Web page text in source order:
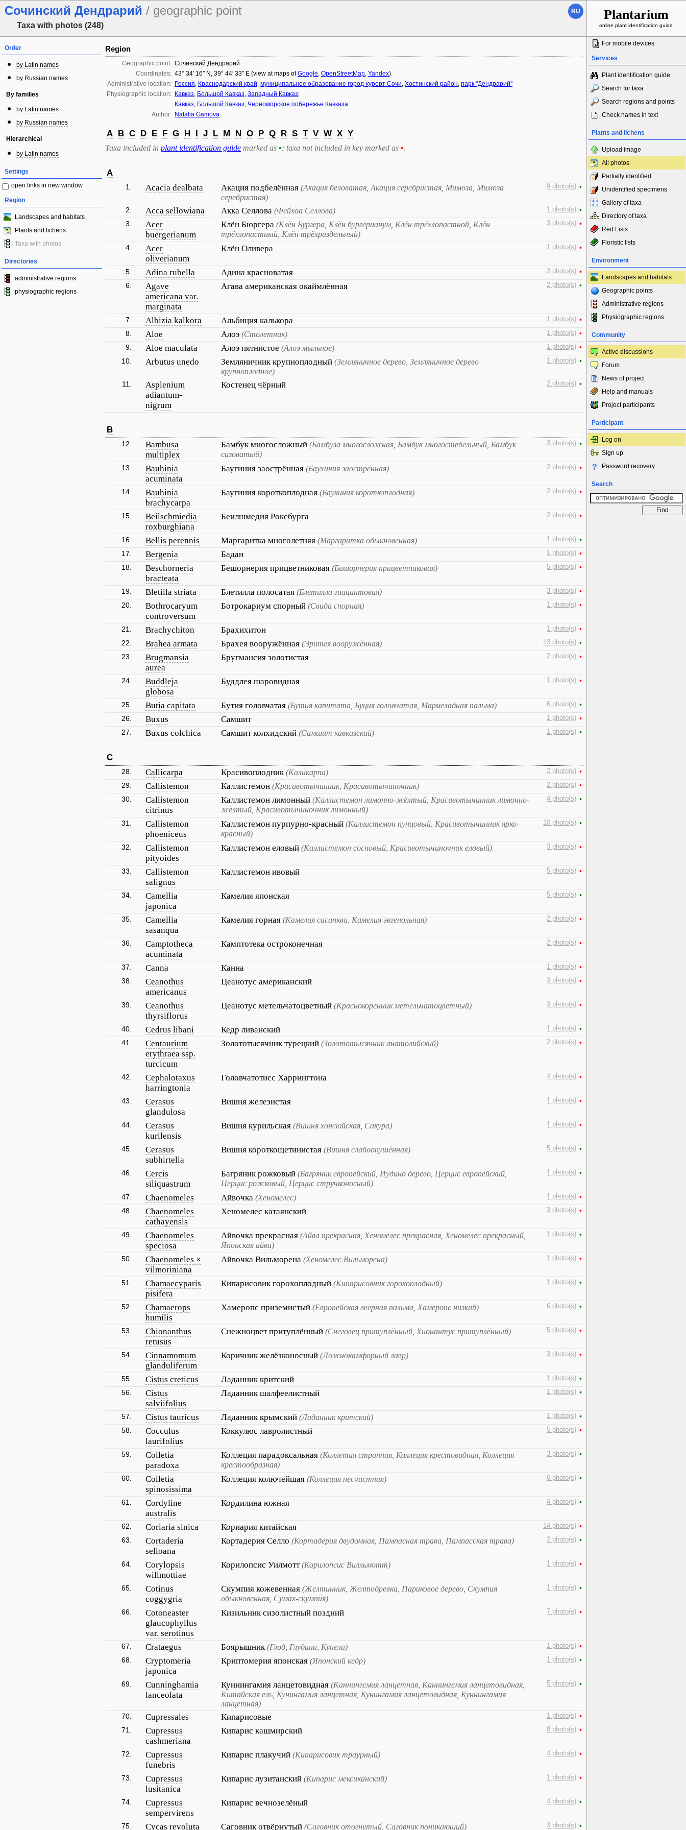
Сочинский Дендрарий / geographic point
Taxa with photos (248)
RU Plantarium
online plant identification guide
Order
by Latin names
by Russian names
By families
by Latin names
by Russian names
Hierarchical
by Latin names
Settings
open links in new window
Region
Landscapes and habitats
Plants and lichens
Taxa with photos
Directories
administrative regions
physiographic regions
Region
Geographic point: Сочинский Дендрарий
Coordinates: 43° 34′ 16″ N, 39° 44′ 33″ E (view at maps ofGoogle, OpenStreetMap, Yandex)
Administrative location: Россия, Краснодарский край, муниципальное образование город-курорт Сочи, Хостинский район, парк "Дендрарий"
Physiographic location: Кавказ, Большой Кавказ, Западный Кавказ;
Кавказ, Большой Кавказ, Черноморское побережье Кавказа
Author: Natalia Gamova
A B C D E F G H I J L M N O P Q R S T V W X Y
Taxa included in plant identification guide marked as •; taxa not included in key marked as •.
A
1. Acacia dealbata Акация подбелённая (Акация беловатая, Акация серебристая, Мимоза, Мимоза
серебристая)
9 photo(s) •
2. Acca sellowiana Акка Селлова (Фейхоа Селлова) 1 photo(s) •
3.
Acer
buergerianum
Клён Бюргера (Клён Бургера, Клён бургерианум, Клён трёхлопастной, Клён
трёхлопастный, Клён трёхраздельный)
3 photo(s) •
4.
Acer
oliverianum
Клён Оливера 1 photo(s) •
5. Adina rubella Адина красноватая 2 photo(s) •
6.
Agave
americana var.
marginata
Агава американская окаймлённая 2 photo(s) •
7. Albizia kalkora Альбиция калькора 1 photo(s) •
8.
Aloe Алоэ (Столетник) 1 photo(s) •
9.
Aloe maculata Алоэ пятнистое (Алоэ мыльное) 1 photo(s) •
10.
Arbutus unedo Земляничник крупноплодный (Земляничное дерево, Земляничное дерево
крупноплодное)
1 photo(s) •
11.
Asplenium
adiantum-
nigrum
Костенец чёрный 2 photo(s) •
B
12.
Bambusa
multiplex
Бамбук многосложный (Бамбуза многосложная, Бамбук многостебельный, Бамбук
сизоватый)
3 photo(s) •
13.
Bauhinia
acuminata
Баугиния заострённая (Баухиния заострённая) 2 photo(s) •
14.
Bauhinia
brachycarpa
Баугиния короткоплодная (Баухиния короткоплодная) 2 photo(s) •
15.
Beilschmiedia
roxburghiana
Беилшмедия Роксбурга 2 photo(s) •
16. Bellis perennis Маргаритка многолетняя (Маргаритка обыкновенная) 1 photo(s) •
17.
Bergenia Бадан 1 photo(s) •
18.
Beschorneria
bracteata
Бешорнерия прицветниковая (Бишорнерия прицветниковая) 5 photo(s) •
19. Bletilla striata Блетилла полосатая (Блетилла гиацинтовая) 3 photo(s) •
20.
Bothrocaryum
controversum
Ботрокариум спорный (Свида спорная) 1 photo(s) •
21. Brachychiton Брахихитон 1 photo(s) •
22.
Brahea armata Брахея вооружённая (Эритея вооружённая) 13 photo(s) •
23.
Brugmansia
aurea
Бругмансия золотистая 2 photo(s) •
24.
Buddleja
globosa
Буддлея шаровидная 1 photo(s) •
25. Butia capitata Бутия головчатая (Бутия капитата, Буция головчатая, Мармеладная пальма) 6 photo(s) •
26.
Buxus Самшит 1 photo(s) •
27.
Buxus colchica Самшит колхидский (Самшит кавказский) 1 photo(s) •
C
28. Callicarpa Красивоплодник(Каликарпа) 2 photo(s) •
29.
Callistemon Каллистемон (Красивотычинник, Красивотычиночник) 2 photo(s) •
30.
Callistemon
citrinus
Каллистемон лимонный (Каллистемон лимонно-жёлтый, Красивотычинник лимонно-
жёлтый, Красивотычиночник лимонный)
4 photo(s) •
31.
Callistemon
phoeniceus
Каллистемон пурпурно-красный (Каллистемон пунцовый, Красивотычинник ярко-
красный)
10 photo(s) •
32.
Callistemon
pityoides
Каллистемон еловый (Каллистемон сосновый, Красивотычиночник еловый) 3 photo(s) •
33.
Callistemon
salignus
Каллистемон ивовый 5 photo(s) •
34.
Camellia
japonica
Камелия японская 5 photo(s) •
35.
Camellia
sasanqua
Камелия горная (Камелия сасанква, Камелия эвгенольная) 2 photo(s) •
36.
Camptotheca
acuminata
Камптотека остроконечная 2 photo(s) •
37. Canna Канна 1 photo(s) •
38.
Ceanothus
americanus
Цеанотус американский 3 photo(s) •
39.
Ceanothus
thyrsiflorus
Цеанотус метельчатоцветный (Краснокоренник метельчатоцветный) 3 photo(s) •
40. Cedrus libani Кедр ливанский 1 photo(s) •
41.
Centaurium
erythraea ssp.
turcicum
Золототысячник турецкий (Золототысячник анатолийский) 2 photo(s) •
42.
Cephalotaxus
harringtonia
Головчатотисс Харрингтона 4 photo(s) •
43.
Cerasus
glandulosa
Вишня железистая 1 photo(s) •
44.
Cerasus
kurilensis
Вишня курильская (Вишня хонсюйская, Сакура) 1 photo(s) •
45.
Cerasus
subhirtella
Вишня короткощетинистая (Вишня слабоопушённая) 5 photo(s) •
46.
Cercis
siliquastrum
Багряник рожковый (Багряник европейский, Иудино дерево, Церцис европейский,
Церцис рожковый, Церцис стручконосный)
1 photo(s) •
47. Chaenomeles Айвочка (Хеномелес) 1 photo(s) •
48.
Chaenomeles
cathayensis
Хеномелес катаянский 3 photo(s) •
49.
Chaenomeles
speciosa
Айвочка прекрасная (Айва прекрасная, Хеномелес прекрасная, Хеномелес прекрасный,
Японская айва)
1 photo(s) •
50.
Chaenomeles ×
vilmoriniana
Айвочка Вильморена (Хеномелес Вильморена) 1 photo(s) •
51.
Chamaecyparis
pisifera
Кипарисовик горохоплодный (Кипарисовник горохоплодный) 1 photo(s) •
52.
Chamaerops
humilis
Хамеропс приземистый (Европейская веерная пальма, Хамеропс низкий) 6 photo(s) •
53.
Chionanthus
retusus
Снежноцвет притуплённый (Снеговец притуплённый, Хионантус притуплённый) 5 photo(s) •
54.
Cinnamomum
glanduliferum
Коричник желёзконосный (Ложнокамфорный лавр) 3 photo(s) •
55. Cistus creticus Ладанник критский 1 photo(s) •
56.
Cistus
salviifolius
Ладанник шалфеелистный 1 photo(s) •
57. Cistus tauricus Ладанник крымский (Ладанник критский) 1 photo(s) •
58.
Cocculus
laurifolius
Коккулюс лавролистный 5 photo(s) •
59.
Colletia
paradoxa
Коллеция парадоксальная (Коллетия странная, Коллеция крестовидная, Коллеция
крестообразная)
3 photo(s) •
60.
Colletia
spinosissima
Коллеция колючейшая (Коллеция несчастная) 6 photo(s) •
61.
Cordyline
australis
Кордилина южная 4 photo(s) •
62. Coriaria sinica Кориария китайская 14 photo(s) •
63.
Cortaderia
selloana
Кортадерия Селло (Кортадерия двудомная, Пампасная трава, Пампасская трава) 2 photo(s) •
64.
Corylopsis
willmottiae
Корилопсис Уилмотт(Корилопсис Вилльмотт) 1 photo(s) •
65.
Cotinus
coggygria
Скумпия кожевенная (Желтинник, Желтодревка, Париковое дерево, Скумпия
обыкновенная, Сумах-скумпия)
1 photo(s) •
66.
Cotoneaster
glaucophyllus
var. serotinus
Кизильник сизолистный поздний 7 photo(s) •
67. Crataegus Боярышник(Глод, Глудина, Кунела) 1 photo(s) •
68.
Cryptomeria
japonica
Криптомерия японская (Японский кедр) 1 photo(s) •
69.
Cunninghamia
lanceolata
Куннингамия ланцетовидная (Каннингемия ланцетная, Каннингемия ланцетовидная,
Китайская ель, Кунингамия ланцетная, Кунингамия ланцетовидная, Куннингамия
ланцетная)
5 photo(s) •
70. Cupressales Кипарисовые 1 photo(s) •
71.
Cupressus
cashmeriana
Кипарис кашмирский 8 photo(s) •
72.
Cupressus
funebris
Кипарис плакучий (Кипарисовик траурный) 4 photo(s) •
73.
Cupressus
lusitanica
Кипарис лузитанский (Кипарис мексиканский) 1 photo(s) •
74.
Cupressus
sempervirens
Кипарис вечнозелёный 4 photo(s) •
75. Cycas revoluta Саговник отвёрнутый (Саговник отогнутый, Саговник поникающий) 3 photo(s) •
For mobile devices
Services
Plant identification guide
Search for taxa
Search regions and points
Check names in text
Plants and lichens
Upload image
All photos
Partially identified
Unidentified specimens
Gallery of taxa
Directory of taxa
Red Lists
Floristic lists
Environment
Landscapes and habitats
Geographic points
Administrative regions
Physiographic regions
Community
Active discussions
Forum
News of project
Help and manuals
Project participants
Participant
Log on
Sign up
Password recovery
Search